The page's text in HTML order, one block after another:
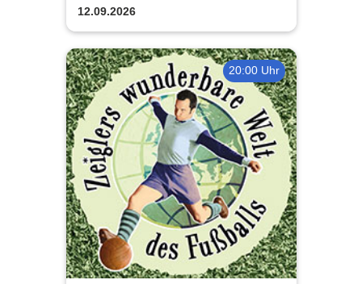
Duette der Strauß Familie
12.09.2026
20:00 Uhr